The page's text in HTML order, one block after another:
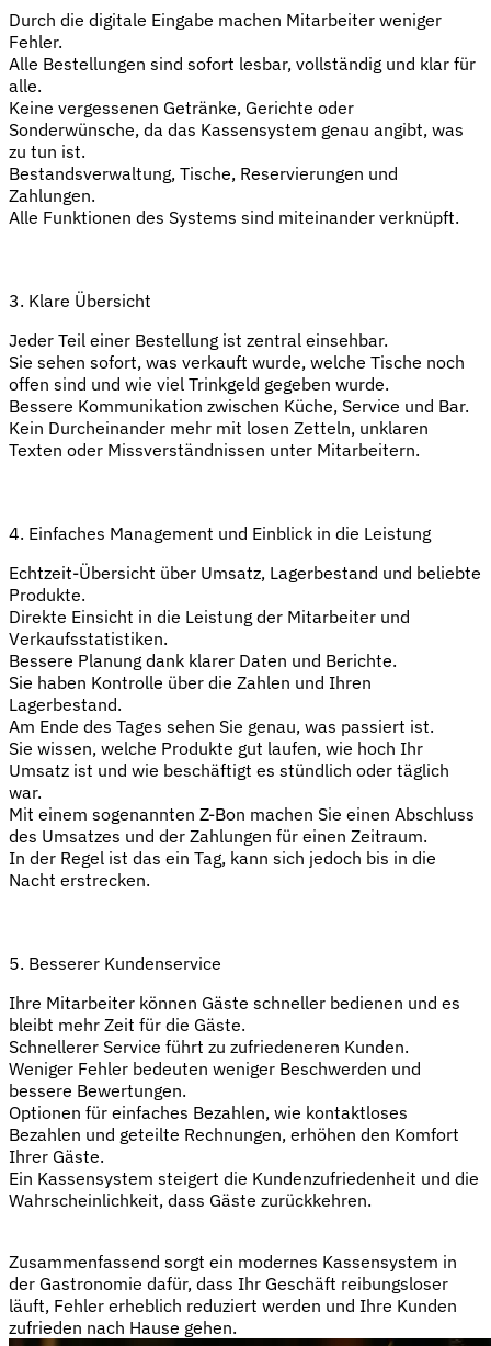
Durch die digitale Eingabe machen Mitarbeiter weniger
Fehler.
Alle Bestellungen sind sofort lesbar, vollständig und klar für
alle.
Keine vergessenen Getränke, Gerichte oder
Sonderwünsche, da das Kassensystem genau angibt, was
zu tun ist.
Bestandsverwaltung, Tische, Reservierungen und
Zahlungen.
Alle Funktionen des Systems sind miteinander verknüpft.
3. Klare Übersicht
Jeder Teil einer Bestellung ist zentral einsehbar.
Sie sehen sofort, was verkauft wurde, welche Tische noch
offen sind und wie viel Trinkgeld gegeben wurde.
Bessere Kommunikation zwischen Küche, Service und Bar.
Kein Durcheinander mehr mit losen Zetteln, unklaren
Texten oder Missverständnissen unter Mitarbeitern.
4. Einfaches Management und Einblick in die Leistung
Echtzeit-Übersicht über Umsatz, Lagerbestand und beliebte
Produkte.
Direkte Einsicht in die Leistung der Mitarbeiter und
Verkaufsstatistiken.
Bessere Planung dank klarer Daten und Berichte.
Sie haben Kontrolle über die Zahlen und Ihren
Lagerbestand.
Am Ende des Tages sehen Sie genau, was passiert ist.
Sie wissen, welche Produkte gut laufen, wie hoch Ihr
Umsatz ist und wie beschäftigt es stündlich oder täglich
war.
Mit einem sogenannten Z-Bon machen Sie einen Abschluss
des Umsatzes und der Zahlungen für einen Zeitraum.
In der Regel ist das ein Tag, kann sich jedoch bis in die
Nacht erstrecken.
5. Besserer Kundenservice
Ihre Mitarbeiter können Gäste schneller bedienen und es
bleibt mehr Zeit für die Gäste.
Schnellerer Service führt zu zufriedeneren Kunden.
Weniger Fehler bedeuten weniger Beschwerden und
bessere Bewertungen.
Optionen für einfaches Bezahlen, wie kontaktloses
Bezahlen und geteilte Rechnungen, erhöhen den Komfort
Ihrer Gäste.
Ein Kassensystem steigert die Kundenzufriedenheit und die
Wahrscheinlichkeit, dass Gäste zurückkehren.
Zusammenfassend sorgt ein modernes Kassensystem in
der Gastronomie dafür, dass Ihr Geschäft reibungsloser
läuft, Fehler erheblich reduziert werden und Ihre Kunden
zufrieden nach Hause gehen.